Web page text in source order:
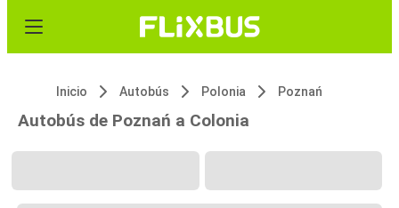
Inicio Autobús Polonia Poznań
Autobús de Poznań a Colonia